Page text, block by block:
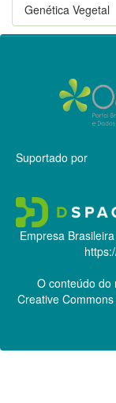
Genética Vegetal
Suportado por
Empresa
O conteúdo do
Creative Commons